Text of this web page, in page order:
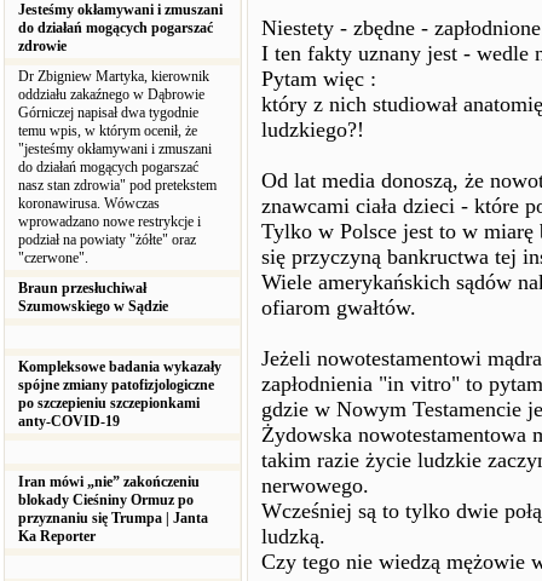
Jesteśmy okłamywani i zmuszani
do działań mogących pogarszać
zdrowie
Dr Zbigniew Martyka, kierownik
oddziału zakaźnego w Dąbrowie
Górniczej napisał dwa tygodnie
temu wpis, w którym ocenił, że
"jesteśmy okłamywani i zmuszani
do działań mogących pogarszać
nasz stan zdrowia" pod pretekstem
koronawirusa. Wówczas
wprowadzano nowe restrykcje i
podział na powiaty "żółte" oraz
"czerwone".
Braun przesłuchiwał
Szumowskiego w Sądzie
Kompleksowe badania wykazały
spójne zmiany patofizjologiczne
po szczepieniu szczepionkami
anty-COVID-19
Iran mówi „nie” zakończeniu
blokady Cieśniny Ormuz po
przyznaniu się Trumpa | Janta
Ka Reporter
Niestety - zbędne -
I ten fakty uznany jest - wedle
Pytam więc :
który z nich studiował
ludzkiego?!
Od lat media donoszą, że
znawcami ciała dzieci - które
Tylko w Polsce jest to w miarę
się przyczyną bankructwa tej
Wiele amerykańskich sądów
ofiarom gwałtów.
Jeżeli nowotestamentowi
zapłodnienia "in vitro" to
gdzie w Nowym Testamencie
Żydowska nowotestamentowa
takim razie życie ludzkie
nerwowego.
Wcześniej są to tylko dwie
ludzką.
Czy tego nie wiedzą mężowie